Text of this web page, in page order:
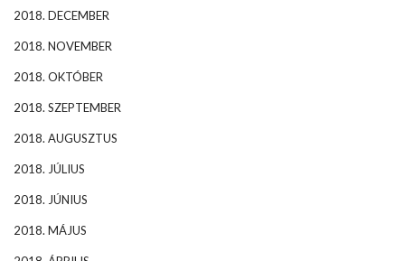
2018. DECEMBER
2018. NOVEMBER
2018. OKTÓBER
2018. SZEPTEMBER
2018. AUGUSZTUS
2018. JÚLIUS
2018. JÚNIUS
2018. MÁJUS